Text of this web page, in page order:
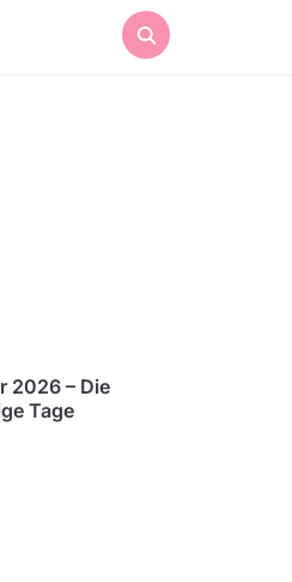
Search
for:
2026 – Die
Tage